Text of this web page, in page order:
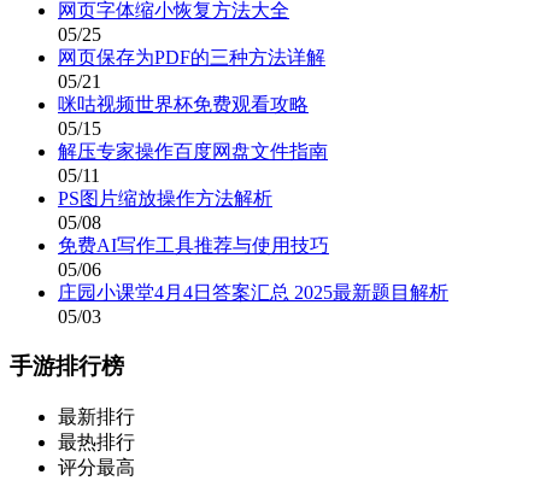
网页字体缩小恢复方法大全
05/25
网页保存为PDF的三种方法详解
05/21
咪咕视频世界杯免费观看攻略
05/15
解压专家操作百度网盘文件指南
05/11
PS图片缩放操作方法解析
05/08
免费AI写作工具推荐与使用技巧
05/06
庄园小课堂4月4日答案汇总 2025最新题目解析
05/03
手游排行榜
最新排行
最热排行
评分最高